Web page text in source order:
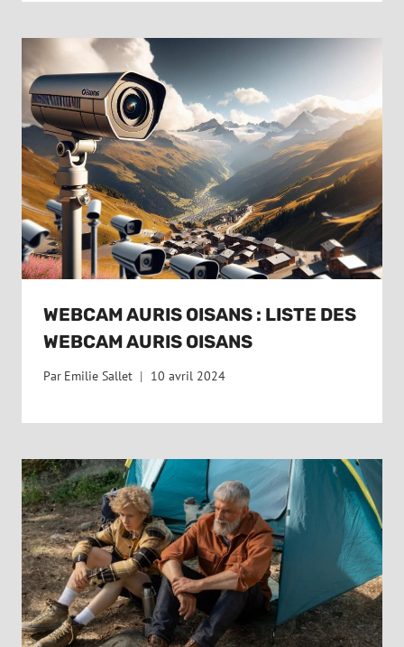
WEBCAM AURIS OISANS : LISTE DES
WEBCAM AURIS OISANS
Par Emilie Sallet 10 avril 2024